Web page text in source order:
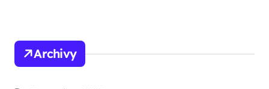
Archivy